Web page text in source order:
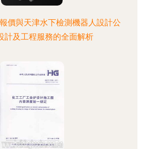
價與天津水下檢測機器人設計公
計及工程服務的全面解析